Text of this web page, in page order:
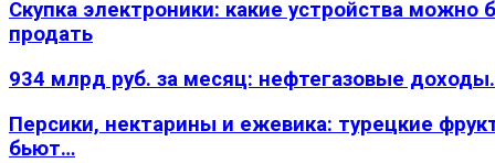
Скупка электроники: какие устройства можно
продать
934 млрд руб. за месяц: нефтегазовые
Персики, нектарины и ежевика: турецкие
бьют…